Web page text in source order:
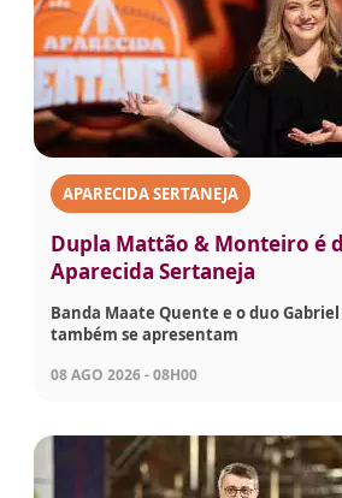
APARECIDA SERTANEJA
Dupla Mattão & Monteiro é
Aparecida Sertaneja
Banda Maate Quente e o duo
também se apresentam
08 AGO 2026 - 08H00